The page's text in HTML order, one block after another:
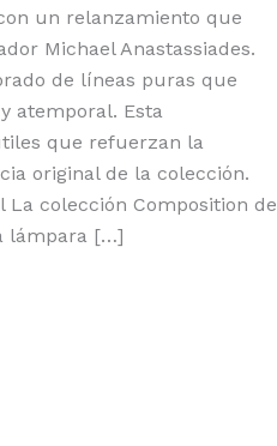
un relanzamiento que
Michael Anastassiades.
de líneas puras que
atemporal. Esta
que refuerzan la
original de la colección.
colección Composition de
lámpara […]